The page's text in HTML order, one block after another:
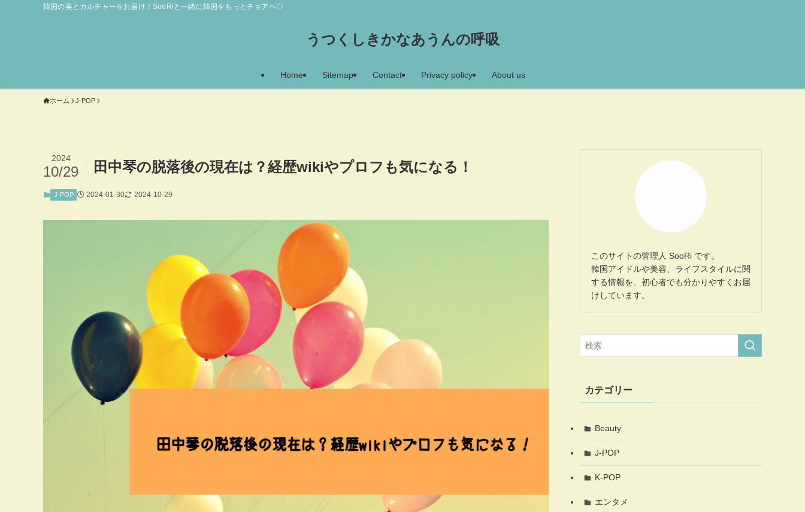
韓国の美とカルチャーをお届け！SooRiと一緒に韓国をもっとチョアヘ♡
うつくしきかなあうんの呼吸
Home Sitemap Contact Privacy policy About us
ホーム J-POP
田中琴の脱落後の現在は？経歴wikiやプロフも気になる！
2024
10/29
J-POP 2024-01-30 2024-10-29
このサイトの管理人 SooRi です。
韓国アイドルや美容、ライフスタイルに関
する情報を、初心者でも分かりやすくお届
けしています。
カテゴリー
Beauty
J-POP
K-POP
エンタメ